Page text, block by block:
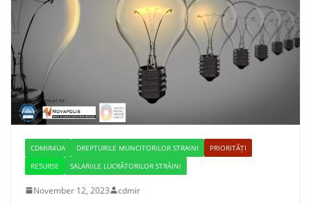
CDMIR4UA DREPTURILE MUNCITORILOR STRAINI
PRIORITĂȚI
RESURSE
SALARIILE LUCRĂTORILOR STRĂINI
November 12, 2023 cdmir